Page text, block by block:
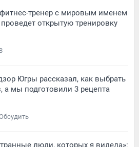
тренер с мировым именем
открытую тренировку
Югры рассказал, как выбрать
а мы подготовили 3 рецепта
люди, которых я видела»: